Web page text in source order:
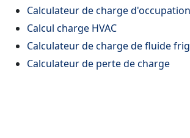
Calculateur de charge d'occupation
Calcul charge HVAC
Calculateur de charge de fluide
Calculateur de perte de charge